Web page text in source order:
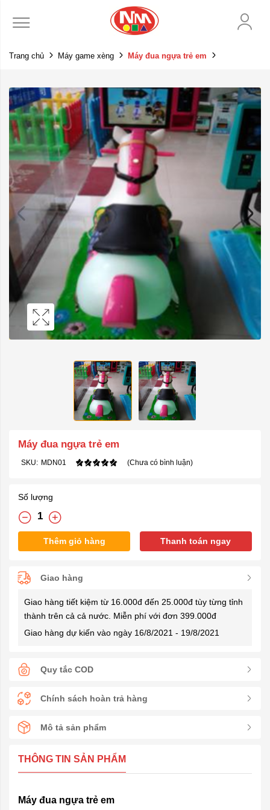
Trang chủ Máy game xèng Máy đua ngựa trẻ em
Máy đua ngựa trẻ em
SKU: MDN01 (Chưa có bình luận)
Số lượng
Thêm giỏ hàng Thanh toán ngay
Giao hàng
Giao hàng tiết kiệm từ 16.000đ đến 25.000đ tùy từng tỉnh
thành trên cả cả nước. Miễn phí với đơn 399.000đ
Giao hàng dự kiến vào ngày 16/8/2021 - 19/8/2021
Quy tắc COD
Chính sách hoàn trả hàng
Mô tả sản phẩm
THÔNG TIN SẢN PHẨM
Máy đua ngựa trẻ em